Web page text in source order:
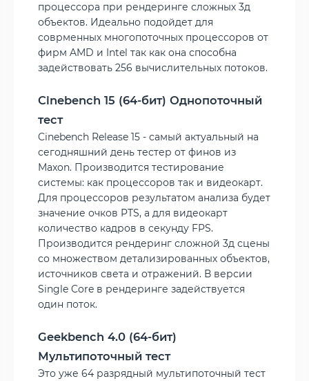
процессора при рендеринге сложных 3д
объектов. Идеально подойдет для
соврменных многопоточных процессоров от
фирм AMD и Intel так как она способна
задействовать 256 вычислительных потоков.
Cinebench 15 (64-бит) Однопоточный
тест
Cinebench Release 15 - самый актуальный на
сегодняшний день тестер от финов из
Maxon. Производится тестирование
системы: как процессоров так и видеокарт.
Для процессоров результатом анализа будет
значение очков PTS, а для видеокарт
количество кадров в секунду FPS.
Производится рендеринг сложной 3д сцены
со множеством детализированных объектов,
источников света и отражений. В версии
Single Core в рендеринге задействуется
один поток.
Geekbench 4.0 (64-бит)
Мультипоточный тест
Это уже 64 разрядный мультипоточный тест